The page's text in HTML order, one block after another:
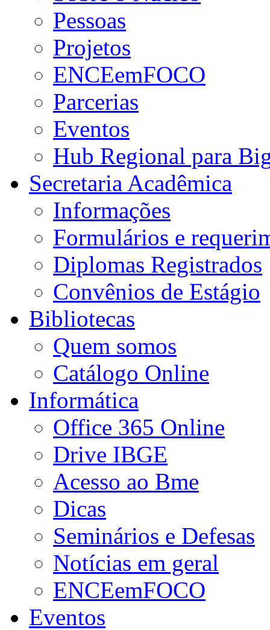
Pessoas
Projetos
ENCEemFOCO
Parcerias
Eventos
Hub Regional para
Secretaria Acadêmica
Informações
Formulários e
Diplomas Registrados
Convênios de Estágio
Bibliotecas
Quem somos
Catálogo Online
Informática
Office 365 Online
Drive IBGE
Acesso ao Bme
Dicas
Seminários e Defesas
Notícias em geral
ENCEemFOCO
Eventos